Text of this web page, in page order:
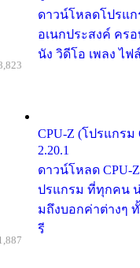
ดาวน์โหลดโปรแก
อเนกประสงค์ คร
นัง วิดีโอ เพลง ไฟ
CPU-Z (โปรแกรม
2.20.1
ดาวน์โหลด CPU-
ปรแกรม ที่ทุกคน น่
มถึงบอกค่าต่างๆ
รี